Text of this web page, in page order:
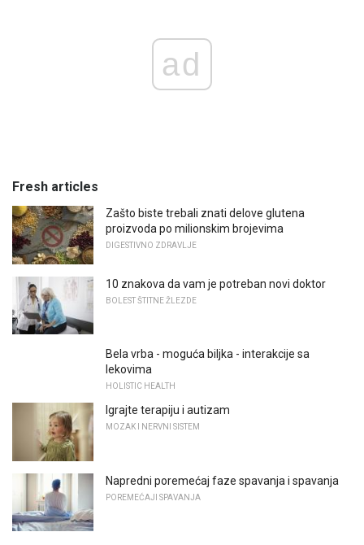
ad
Fresh articles
Zašto biste trebali znati delove glutena
proizvoda po milionskim brojevima
DIGESTIVNO ZDRAVLJE
10 znakova da vam je potreban novi doktor
BOLEST ŠTITNE ŽLEZDE
Bela vrba - moguća biljka - interakcije sa
lekovima
HOLISTIC HEALTH
Igrajte terapiju i autizam
MOZAK I NERVNI SISTEM
Napredni poremećaj faze spavanja i spavanja
POREMEĆAJI SPAVANJA